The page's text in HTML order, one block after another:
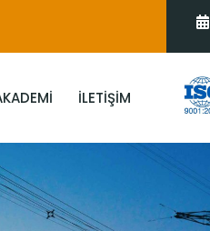
İLETIŞIM